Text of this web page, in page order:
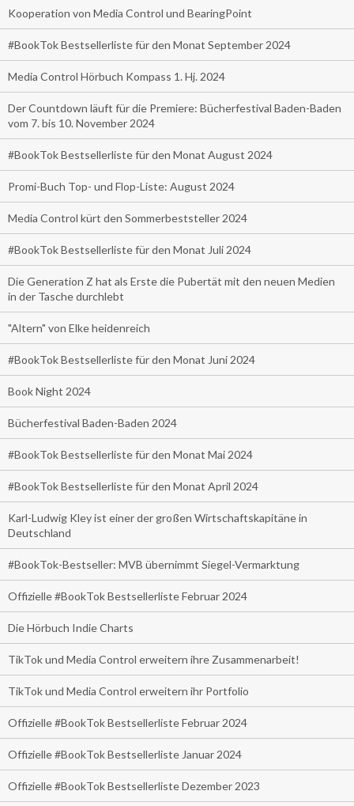
Kooperation von Media Control und BearingPoint
#BookTok Bestsellerliste für den Monat September 2024
Media Control Hörbuch Kompass 1. Hj. 2024
Der Countdown läuft für die Premiere: Bücherfestival Baden-Baden
vom 7. bis 10. November 2024
#BookTok Bestsellerliste für den Monat August 2024
Promi-Buch Top- und Flop-Liste: August 2024
Media Control kürt den Sommerbeststeller 2024
#BookTok Bestsellerliste für den Monat Juli 2024
Die Generation Z hat als Erste die Pubertät mit den neuen Medien
in der Tasche durchlebt
"Altern" von Elke heidenreich
#BookTok Bestsellerliste für den Monat Juni 2024
Book Night 2024
Bücherfestival Baden-Baden 2024
#BookTok Bestsellerliste für den Monat Mai 2024
#BookTok Bestsellerliste für den Monat April 2024
Karl-Ludwig Kley ist einer der großen Wirtschaftskapitäne in
Deutschland
#BookTok-Bestseller: MVB übernimmt Siegel-Vermarktung
Offizielle #BookTok Bestsellerliste Februar 2024
Die Hörbuch Indie Charts
TikTok und Media Control erweitern ihre Zusammenarbeit!
TikTok und Media Control erweitern ihr Portfolio
Offizielle #BookTok Bestsellerliste Februar 2024
Offizielle #BookTok Bestsellerliste Januar 2024
Offizielle #BookTok Bestsellerliste Dezember 2023